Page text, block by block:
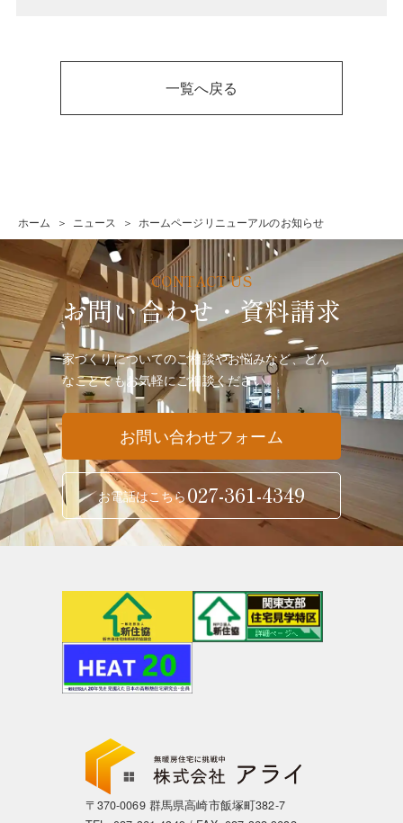
一覧へ戻る
ホーム ニュース ホームページリニューアルのお知らせ
お問い合わせ・資料請求
家づくりについてのご相談やお悩みなど、どん
なことでもお気軽にご相談ください。
お問い合わせフォーム
お電話はこちら 027-361-4349
〒370-0069 群馬県高崎市飯塚町382-7